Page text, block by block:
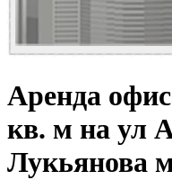
Аренда
кв. м на ул
Лукьянова